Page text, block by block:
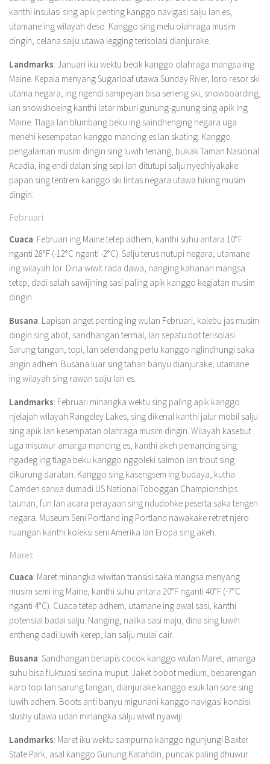
kanthi insulasi sing apik penting kanggo navigasi salju lan es,
utamane ing wilayah deso. Kanggo sing melu olahraga musim
dingin, celana salju utawa legging terisolasi dianjurake.
Landmarks: Januari iku wektu becik kanggo olahraga mangsa ing
Maine. Kepala menyang Sugarloaf utawa Sunday River, loro resor ski
utama negara, ing ngendi sampeyan bisa seneng ski, snowboarding,
lan snowshoeing kanthi latar mburi gunung-gunung sing apik ing
Maine. Tlaga lan blumbang beku ing saindhenging negara uga
menehi kesempatan kanggo mancing es lan skating. Kanggo
pengalaman musim dingin sing luwih tenang, bukak Taman Nasional
Acadia, ing endi dalan sing sepi lan ditutupi salju nyedhiyakake
papan sing tentrem kanggo ski lintas negara utawa hiking musim
dingin.
Februari
Cuaca: Februari ing Maine tetep adhem, kanthi suhu antara 10°F
nganti 28°F (-12°C nganti -2°C). Salju terus nutupi negara, utamane
ing wilayah lor. Dina wiwit rada dawa, nanging kahanan mangsa
tetep, dadi salah sawijining sasi paling apik kanggo kegiatan musim
dingin.
Busana: Lapisan anget penting ing wulan Februari, kalebu jas musim
dingin sing abot, sandhangan termal, lan sepatu bot terisolasi.
Sarung tangan, topi, lan selendang perlu kanggo nglindhungi saka
angin adhem. Busana luar sing tahan banyu dianjurake, utamane
ing wilayah sing rawan salju lan es.
Landmarks: Februari minangka wektu sing paling apik kanggo
njelajah wilayah Rangeley Lakes, sing dikenal kanthi jalur mobil salju
sing apik lan kesempatan olahraga musim dingin. Wilayah kasebut
uga misuwur amarga mancing es, kanthi akeh pemancing sing
ngadeg ing tlaga beku kanggo nggoleki salmon lan trout sing
dikurung daratan. Kanggo sing kasengsem ing budaya, kutha
Camden sarwa dumadi US National Toboggan Championships
taunan, fun lan acara perayaan sing ndudohke peserta saka tengen
negara. Museum Seni Portland ing Portland nawakake retret njero
ruangan kanthi koleksi seni Amerika lan Eropa sing akeh.
Maret
Cuaca: Maret minangka wiwitan transisi saka mangsa menyang
musim semi ing Maine, kanthi suhu antara 20°F nganti 40°F (-7°C
nganti 4°C). Cuaca tetep adhem, utamane ing awal sasi, kanthi
potensial badai salju. Nanging, nalika sasi maju, dina sing luwih
entheng dadi luwih kerep, lan salju mulai cair.
Busana: Sandhangan berlapis cocok kanggo wulan Maret, amarga
suhu bisa fluktuasi sedina muput. Jaket bobot medium, bebarengan
karo topi lan sarung tangan, dianjurake kanggo esuk lan sore sing
luwih adhem. Boots anti banyu migunani kanggo navigasi kondisi
slushy utawa udan minangka salju wiwit nyawiji.
Landmarks: Maret iku wektu sampurna kanggo ngunjungi Baxter
State Park, asal kanggo Gunung Katahdin, puncak paling dhuwur